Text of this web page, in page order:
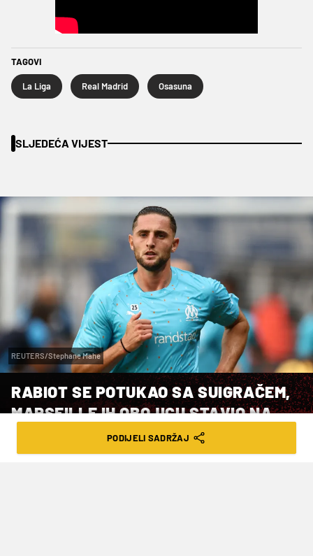
TAGOVI
La Liga Real Madrid Osasuna
SLJEDEĆA VIJEST
REUTERS/Stephane Mahe
RABIOT SE POTUKAO SA SUIGRAČEM,
MARSEILLE IH OBOJICU STAVIO NA
TRANSFER LISTU!PODIJELI SADRŽAJ